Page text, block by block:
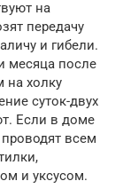
на
передачу
и гибели.
месяца после
на холку
суток-двух
Если в доме
всем
и уксусом.